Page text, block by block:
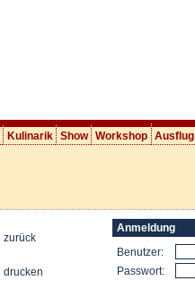
Kulinarik Show Workshop Ausflug
zurück
drucken
Anmeldung
Benutzer:
Passwort: